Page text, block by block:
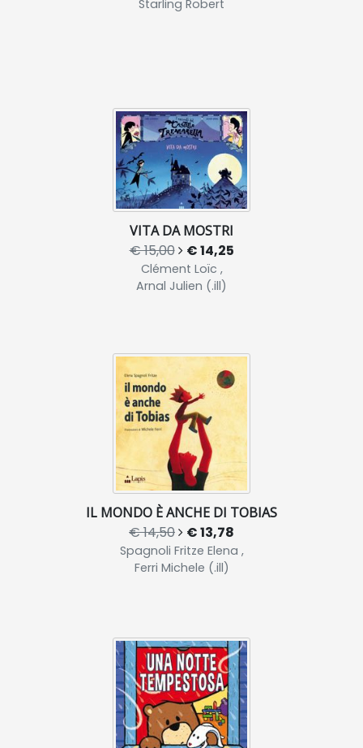
Starling Robert
VITA DA MOSTRI
€ 15,00 € 14,25
Clément Loïc ,
Arnal Julien (.ill)
IL MONDO È ANCHE DI TOBIAS
€ 14,50 € 13,78
Spagnoli Fritze Elena ,
Ferri Michele (.ill)